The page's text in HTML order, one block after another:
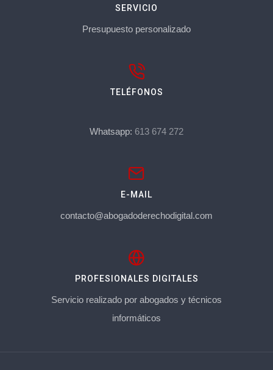
SERVICIO
Presupuesto personalizado
TELÉFONOS
Whatsapp: 613 674 272
E-MAIL
contacto@abogadoderechodigital.com
PROFESIONALES DIGITALES
Servicio realizado por abogados y técnicos
informáticos